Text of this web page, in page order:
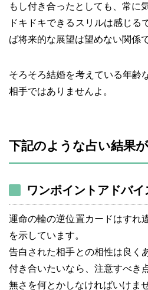
もし付き合ったとしても、常に
ドキドキできるスリルは感じる
ば将来的な展望は望めない関係で
そろそろ結婚を考えている年齢
相手ではありませんよ。
下記のような占い結果
ワンポイントアドバイ
運命の輪の逆位置カードはすれ
を示しています。
告白された相手との相性は良く
付き合いたいなら、注意すべき
無さを何とかしなければいけませ